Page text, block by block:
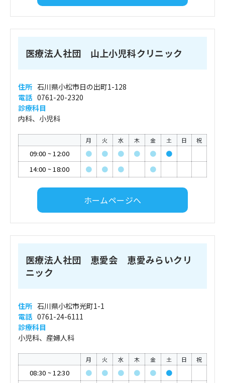
医療法人社団 山上小児科クリニック
住所 石川県小松市日の出町1-128
電話 0761-20-2320
診療科目
内科、小児科
月 火 水 木 金 土 日 祝
09:00 ~12:00 ● ● ● ● ●
●
14:00 ~18:00 ● ● ● ●
ホームページへ
医療法人社団 恵愛会 恵愛みらいクリ
ニック
住所 石川県小松市光町1-1
電話 0761-24-6111
診療科目
小児科、産婦人科
月 火 水 木 金 土 日 祝
08:30 ~12:30 ● ● ● ● ●
●